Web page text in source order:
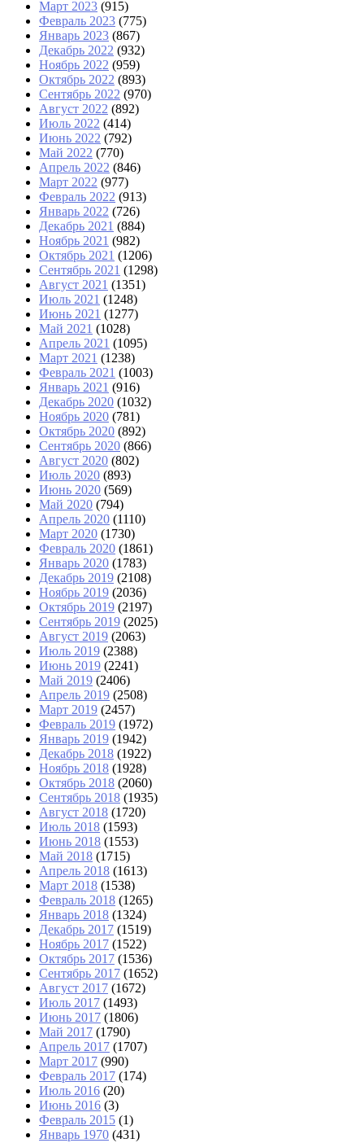
Март 2023 (915)
Февраль 2023 (775)
Январь 2023 (867)
Декабрь 2022 (932)
Ноябрь 2022 (959)
Октябрь 2022 (893)
Сентябрь 2022 (970)
Август 2022 (892)
Июль 2022 (414)
Июнь 2022 (792)
Май 2022 (770)
Апрель 2022 (846)
Март 2022 (977)
Февраль 2022 (913)
Январь 2022 (726)
Декабрь 2021 (884)
Ноябрь 2021 (982)
Октябрь 2021 (1206)
Сентябрь 2021 (1298)
Август 2021 (1351)
Июль 2021 (1248)
Июнь 2021 (1277)
Май 2021 (1028)
Апрель 2021 (1095)
Март 2021 (1238)
Февраль 2021 (1003)
Январь 2021 (916)
Декабрь 2020 (1032)
Ноябрь 2020 (781)
Октябрь 2020 (892)
Сентябрь 2020 (866)
Август 2020 (802)
Июль 2020 (893)
Июнь 2020 (569)
Май 2020 (794)
Апрель 2020 (1110)
Март 2020 (1730)
Февраль 2020 (1861)
Январь 2020 (1783)
Декабрь 2019 (2108)
Ноябрь 2019 (2036)
Октябрь 2019 (2197)
Сентябрь 2019 (2025)
Август 2019 (2063)
Июль 2019 (2388)
Июнь 2019 (2241)
Май 2019 (2406)
Апрель 2019 (2508)
Март 2019 (2457)
Февраль 2019 (1972)
Январь 2019 (1942)
Декабрь 2018 (1922)
Ноябрь 2018 (1928)
Октябрь 2018 (2060)
Сентябрь 2018 (1935)
Август 2018 (1720)
Июль 2018 (1593)
Июнь 2018 (1553)
Май 2018 (1715)
Апрель 2018 (1613)
Март 2018 (1538)
Февраль 2018 (1265)
Январь 2018 (1324)
Декабрь 2017 (1519)
Ноябрь 2017 (1522)
Октябрь 2017 (1536)
Сентябрь 2017 (1652)
Август 2017 (1672)
Июль 2017 (1493)
Июнь 2017 (1806)
Май 2017 (1790)
Апрель 2017 (1707)
Март 2017 (990)
Февраль 2017 (174)
Июль 2016 (20)
Июнь 2016 (3)
Февраль 2015 (1)
Январь 1970 (431)